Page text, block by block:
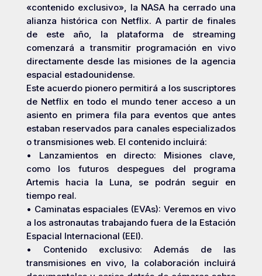
«contenido exclusivo», la NASA ha cerrado una
alianza histórica con Netflix. A partir de finales
de este año, la plataforma de streaming
comenzará a transmitir programación en vivo
directamente desde las misiones de la agencia
espacial estadounidense.
Este acuerdo pionero permitirá a los suscriptores
de Netflix en todo el mundo tener acceso a un
asiento en primera fila para eventos que antes
estaban reservados para canales especializados
o transmisiones web. El contenido incluirá:
• Lanzamientos en directo: Misiones clave,
como los futuros despegues del programa
Artemis hacia la Luna, se podrán seguir en
tiempo real.
• Caminatas espaciales (EVAs): Veremos en vivo
a los astronautas trabajando fuera de la Estación
Espacial Internacional (EEI).
• Contenido exclusivo: Además de las
transmisiones en vivo, la colaboración incluirá